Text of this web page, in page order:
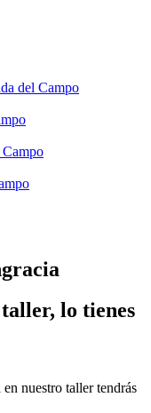
del Campo
lo tienes
nuestro taller tendrás